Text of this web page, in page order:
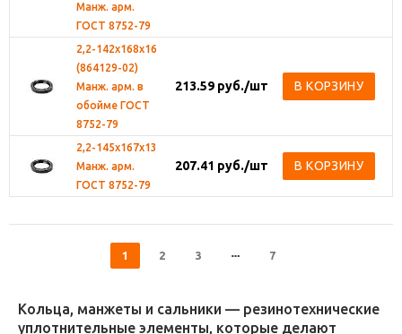
Манж. арм.
ГОСТ 8752-79
2,2-142х168х16
(864129-02)
Манж. арм. в
обойме ГОСТ
8752-79
213.59 руб./шт В КОРЗИНУ
2,2-145х167х13
Манж. арм.
ГОСТ 8752-79
207.41 руб./шт В КОРЗИНУ
1 2 3 7
Кольца, манжеты и сальники — резинотехнические
уплотнительные элементы, которые делают